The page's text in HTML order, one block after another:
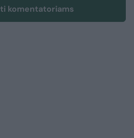
komentatoriams